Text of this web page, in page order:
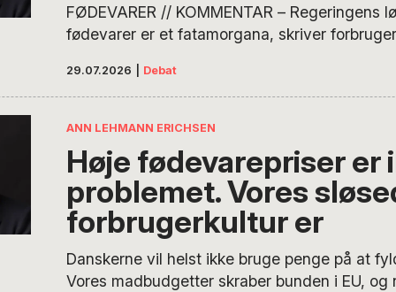
FØDEVARER // KOMMENTAR – Regeringens
fødevarer er et fatamorgana, skriver
høje udgifter for brancherne, ingen garantier
momsrabatten ender i din lomme og et klima,
amok. Fødevarepriserne er kommet for at stige.
29.07.2026 Debat
ANN LEHMANN ERICHSEN
Høje fødevarepriser er
problemet. Vores
forbrugerkultur er
Danskerne vil helst ikke bruge penge på at
Vores madbudgetter skraber bunden i EU, og